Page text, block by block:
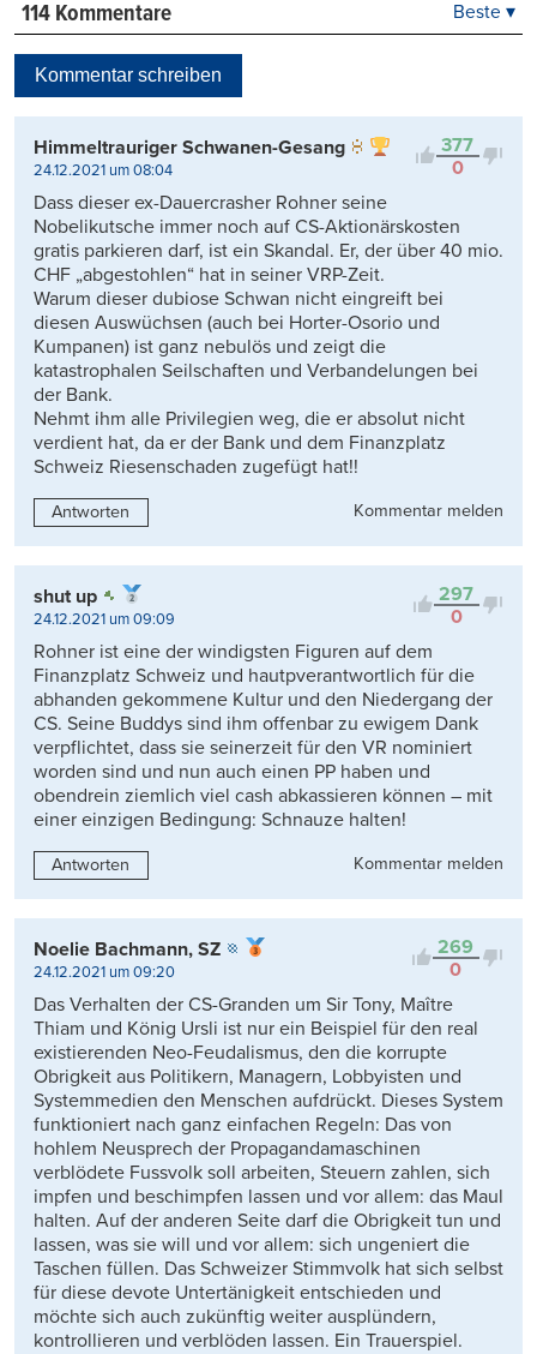
114 Kommentare
Kontrovers
Beste ▾
Kommentar schreiben
377
0
Himmeltrauriger Schwanen-Gesang
24.12.2021 um 08:04
Dass dieser ex-Dauercrasher Rohner seine
Nobelikutsche immer noch auf CS-Aktionärskosten
gratis parkieren darf, ist ein Skandal. Er, der über 40 mio.
CHF „abgestohlen“ hat in seiner VRP-Zeit.
Warum dieser dubiose Schwan nicht eingreift bei
diesen Auswüchsen (auch bei Horter-Osorio und
Kumpanen) ist ganz nebulös und zeigt die
katastrophalen Seilschaften und Verbandelungen bei
der Bank.
Nehmt ihm alle Privilegien weg, die er absolut nicht
verdient hat, da er der Bank und dem Finanzplatz
Schweiz Riesenschaden zugefügt hat!!
Antworten Kommentar melden
297
0
shut up
24.12.2021 um 09:09
Rohner ist eine der windigsten Figuren auf dem
Finanzplatz Schweiz und hautpverantwortlich für die
abhanden gekommene Kultur und den Niedergang der
CS. Seine Buddys sind ihm offenbar zu ewigem Dank
verpflichtet, dass sie seinerzeit für den VR nominiert
worden sind und nun auch einen PP haben und
obendrein ziemlich viel cash abkassieren können – mit
einer einzigen Bedingung: Schnauze halten!
Antworten Kommentar melden
269
0
Noelie Bachmann, SZ
24.12.2021 um 09:20
Das Verhalten der CS-Granden um Sir Tony, Maître
Thiam und König Ursli ist nur ein Beispiel für den real
existierenden Neo-Feudalismus, den die korrupte
Obrigkeit aus Politikern, Managern, Lobbyisten und
Systemmedien den Menschen aufdrückt. Dieses System
funktioniert nach ganz einfachen Regeln: Das von
hohlem Neusprech der Propagandamaschinen
verblödete Fussvolk soll arbeiten, Steuern zahlen, sich
impfen und beschimpfen lassen und vor allem: das Maul
halten. Auf der anderen Seite darf die Obrigkeit tun und
lassen, was sie will und vor allem: sich ungeniert die
Taschen füllen. Das Schweizer Stimmvolk hat sich selbst
für diese devote Untertänigkeit entschieden und
möchte sich auch zukünftig weiter ausplündern,
kontrollieren und verblöden lassen. Ein Trauerspiel.